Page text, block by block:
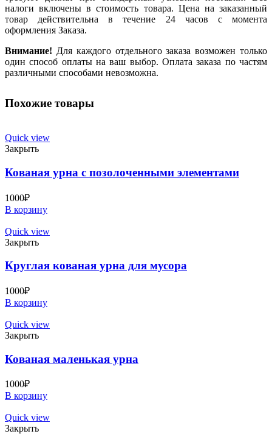
налоги включены в стоимость товара. Цена на заказанный
товар действительна в течение 24 часов с момента
оформления Заказа.
Внимание! Для каждого отдельного заказа возможен только
один способ оплаты на ваш выбор. Оплата заказа по частям
различными способами невозможна.
Похожие товары
Quick view
Закрыть
Кованая урна с позолоченными элементами
1000₽
В корзину
Quick view
Закрыть
Круглая кованая урна для мусора
1000₽
В корзину
Quick view
Закрыть
Кованая маленькая урна
1000₽
В корзину
Quick view
Закрыть